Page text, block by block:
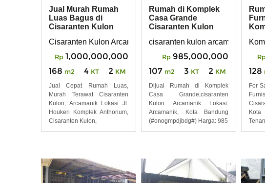
Jual Murah Rumah
Luas Bagus di
Cisaranten Kulon
Cisaranten Kulon Arcamanik Bandung
Rp 1,000,000,000
168 m2 4 KT 2 KM
Jual Cepat Rumah Luas,
Murah Terawat Cisaranten
Kulon, Arcamanik Lokasi Jl.
Houkeri Komplek Anthorium,
Cisaranten Kulon,
Rumah di Komplek
Casa Grande
Cisaranten Kulon
Banjir S
cisaranten kulon arcamanik kota
Rp 985,000,000
107 m2 3 KT 2 KM
Dijual Rumah di Komplek
Casa Grande,cisaranten
Kulon Arcamanik Lokasi:
Arcamanik, Kota Bandung
(#onogmpdjbdg#) Harga: 985
Rp
128
For
Kota